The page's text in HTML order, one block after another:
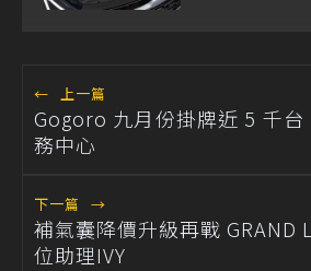
← 上一篇
Gogoro 九月份掛牌近 5 千台
務中心
下一篇 →
補氣囊降價升級再戰 GRAND
位助理IVY